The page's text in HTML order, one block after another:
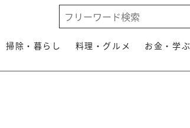
掃除・暮らし 料理・グルメ お金・学ぶ